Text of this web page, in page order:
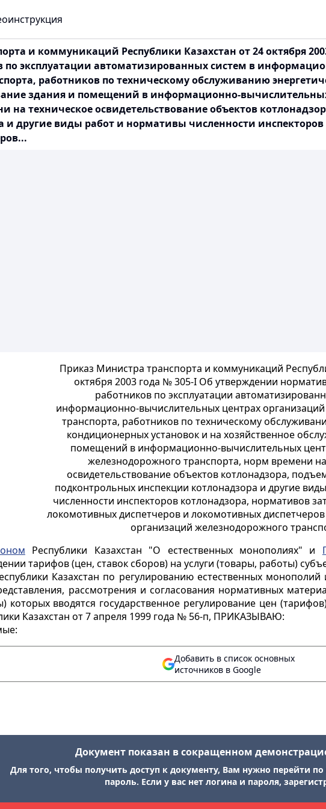
и коммуникаций Республики Казахстан от 24 октября
по эксплуатации автоматизированных систем в
работников по техническому обслуживанию
здания и помещений в информационно-
на техническое освидетельствование объектов
и другие виды работ и нормативы численности
Приказ Министра транспорта и коммуникаций
октября 2003 года № 305-I Об утверждении
работников по эксплуатации
информационно-вычислительных центрах
транспорта, работников по техническому
кондиционерных установок и на хозяйственное
помещений в информационно-вычислительных
железнодорожного транспорта, норм времени
освидетельствование объектов котлонадзора,
подконтрольных инспекции котлонадзора и другие
численности инспекторов котлонадзора, нормативов
локомотивных диспетчеров и локомотивных
организаций железнодорожного
Республики Казахстан "О естественных монополиях" и
тарифов (цен, ставок сборов) на услуги (товары, работы)
Казахстан по регулированию естественных
рассмотрения и согласования нормативных
которых вводятся государственное регулирование цен
Казахстан от 7 апреля 1999 года № 56-п, ПРИКАЗЫВАЮ:
Добавить в список основных
источников в Google
Документ показан в сокращенном
Для того, чтобы получить доступ к документу, Вам нужно перейти
пароль. Если у вас нет логина и пароля,